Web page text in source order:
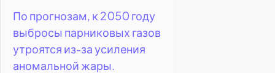
По прогнозам, к 2050 году
выбросы парниковых газов
утроятся из-за усиления
аномальной жары.